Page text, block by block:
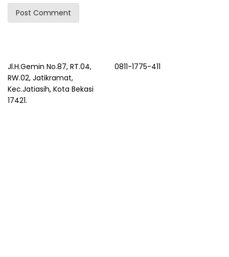
Jl.H.Gemin No.87, RT.04,
RW.02, Jatikramat,
Kec.Jatiasih, Kota Bekasi
17421.
0811-1775-411